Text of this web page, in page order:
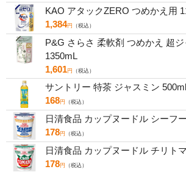
KAO アタックZERO つめかえ用
1,384円 （税込）
P&G さらさ 柔軟剤 つめかえ 超
1350mL
1,601円 （税込）
サントリー 特茶 ジャスミン 500ml
168円 （税込）
日清食品 カップヌードル シーフ
178円 （税込）
日清食品 カップヌードル チリト
178円 （税込）